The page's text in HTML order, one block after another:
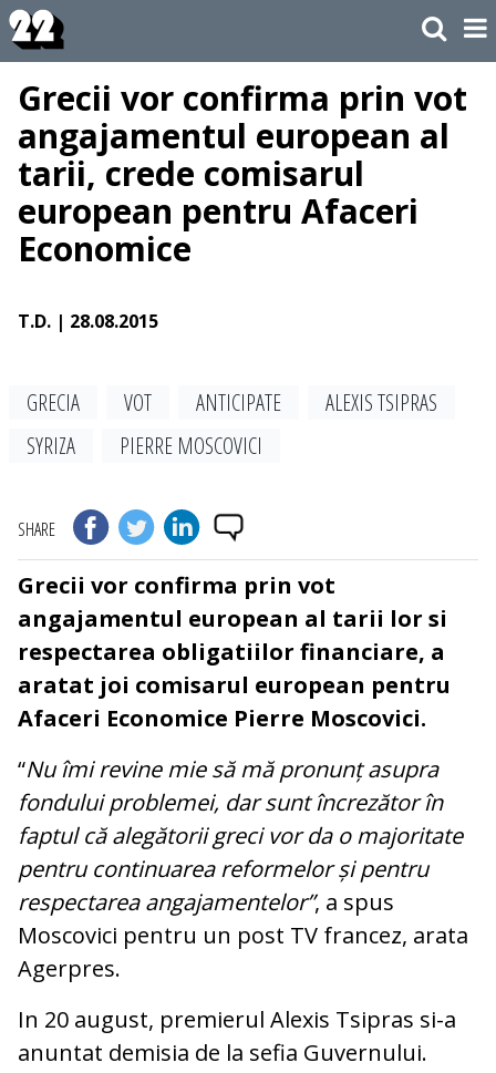
Grecii vor confirma prin vot
angajamentul european al
tarii, crede comisarul
european pentru Afaceri
Economice
T.D. | 28.08.2015
GRECIA VOT ANTICIPATE
ALEXIS TSIPRAS
SYRIZA
PIERRE MOSCOVICI
SHARE
Grecii vor confirma prin vot
angajamentul european al tarii lor si
respectarea obligatiilor financiare, a
aratat joi comisarul european pentru
Afaceri Economice Pierre Moscovici.
“Nu îmi revine mie să mă pronunț asupra
fondului problemei, dar sunt încrezător în
faptul că alegătorii greci vor da o majoritate
pentru continuarea reformelor și pentru
respectarea angajamentelor”, a spus
Moscovici pentru un post TV francez, arata
Agerpres.
In 20 august, premierul Alexis Tsipras si-a
anuntat demisia de la sefia Guvernului.